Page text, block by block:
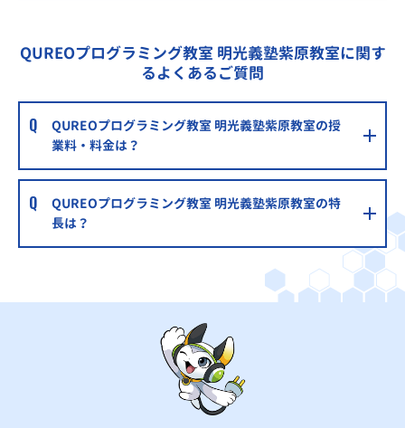
QUREOプログラミング教室 明光義塾紫原教室に関す
るよくあるご質問
QUREOプログラミング教室 明光義塾紫原教室の授
業料・料金は？
QUREOプログラミング教室 明光義塾紫原教室の特
長は？